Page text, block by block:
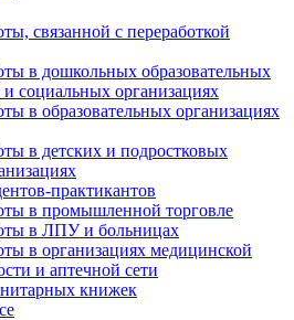
связанной с переработкой
в дошкольных образовательных
и социальных организациях
в образовательных организациях
в детских и подростковых
практикантов
в промышленной торговле
в ЛПУ и больницах
в организациях медицинской
и аптечной сети
книжек